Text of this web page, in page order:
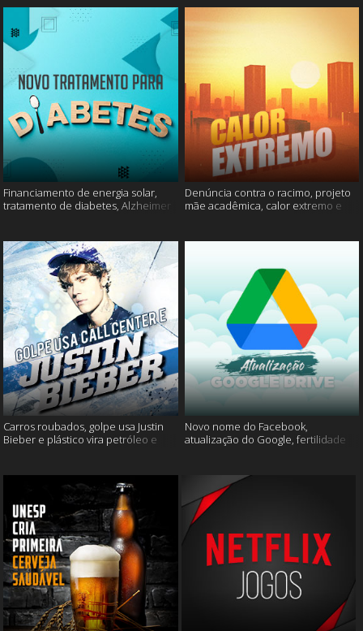
Financiamento de energia solar,
tratamento de diabetes, Alzheimer
Denúncia contra o racimo, projeto
mãe acadêmica, calor extremo e
Carros roubados, golpe usa Justin
Bieber e plástico vira petróleo e
Novo nome do Facebook,
atualização do Google, fertilidade